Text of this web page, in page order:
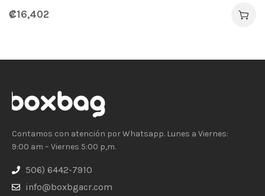
₡16,402
Contamos con atención por Whatsapp. Lunes a Viernes:
9:00 am – Viernes 5:00 p,m.
506) 6442-7910
info@boxbgacr.com